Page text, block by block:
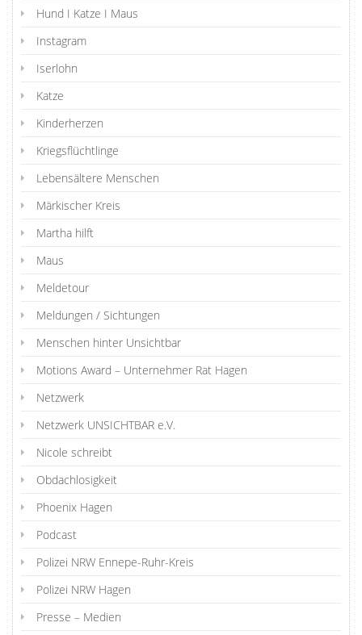
Hund I Katze I Maus
Instagram
Iserlohn
Katze
Kinderherzen
Kriegsflüchtlinge
Lebensältere Menschen
Märkischer Kreis
Martha hilft
Maus
Meldetour
Meldungen / Sichtungen
Menschen hinter Unsichtbar
Motions Award – Unternehmer Rat Hagen
Netzwerk
Netzwerk UNSICHTBAR e.V.
Nicole schreibt
Obdachlosigkeit
Phoenix Hagen
Podcast
Polizei NRW Ennepe-Ruhr-Kreis
Polizei NRW Hagen
Presse – Medien